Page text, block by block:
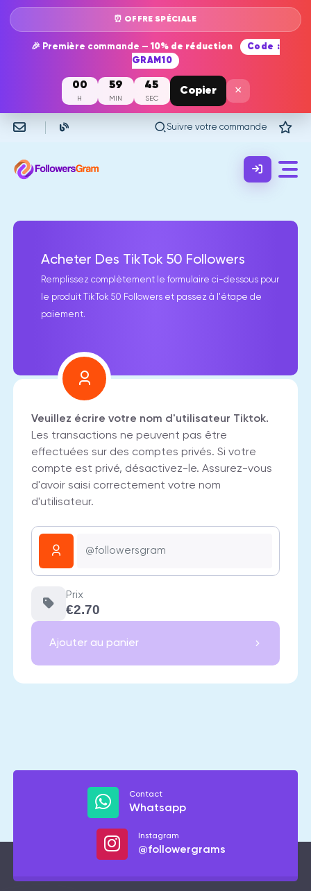
⏰ OFFRE SPÉCIALE
🎉 Première commande — 10% de réduction
Code :
GRAM10
00
H
59
MIN
45
SEC
Copier ×
Suivre votre commande
Acheter Des TikTok 50 Followers
Remplissez complètement le formulaire ci-dessous pour
le produit TikTok 50 Followers et passez à l'étape de
paiement.
Veuillez écrire votre nom d'utilisateur Tiktok.
Les transactions ne peuvent pas être
effectuées sur des comptes privés. Si votre
compte est privé, désactivez-le. Assurez-vous
d'avoir saisi correctement votre nom
d'utilisateur.
Prix
€2.70
Ajouter au panier
Contact
Whatsapp
Instagram
@followergrams